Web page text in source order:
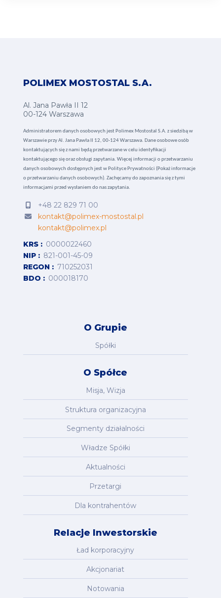
POLIMEX MOSTOSTAL S.A.
Al. Jana Pawła II 12
00-124 Warszawa
Administratorem danych osobowych jest Polimex Mostostal S.A. z siedzibą w
Warszawie przy Al. Jana Pawła II 12, 00-124 Warszawa. Dane osobowe osób
kontaktujących się z nami będą przetwarzane w celu identyfikacji
kontaktującego się oraz obsługi zapytania. Więcej informacji o przetwarzaniu
danych osobowych dostępnych jest w Polityce Prywatności (Pokaż informacje
o przetwarzaniu danych osobowych). Zachęcamy do zapoznania się z tymi
informacjami przed wysłaniem do nas zapytania.
+48 22 829 71 00
kontakt@polimex-mostostal.pl
kontakt@polimex.pl
KRS
0000022460
NIP
821-001-45-09
REGON
710252031
BDO
000018170
O Grupie
Spółki
O Spółce
Misja, Wizja
Struktura organizacyjna
Segmenty działalności
Władze Spółki
Aktualności
Przetargi
Dla kontrahentów
Relacje Inwestorskie
Ład korporacyjny
Akcjonariat
Notowania